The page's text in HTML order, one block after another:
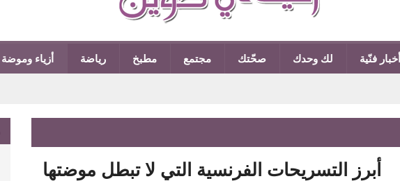
أخبار فنّية لك وحدك صحّتك مجتمع مطبخ رياضة أزياء وموضة
أبرز التسريحات الفرنسية التي لا تبطل موضتها